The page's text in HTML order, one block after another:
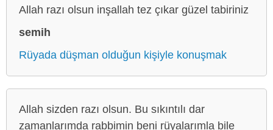
Allah razı olsun inşallah tez çıkar güzel tabiriniz
semih
Rüyada düşman olduğun kişiyle konuşmak
Allah sizden razı olsun. Bu sıkıntılı dar
zamanlarımda rabbimin beni rüyalarımla bile